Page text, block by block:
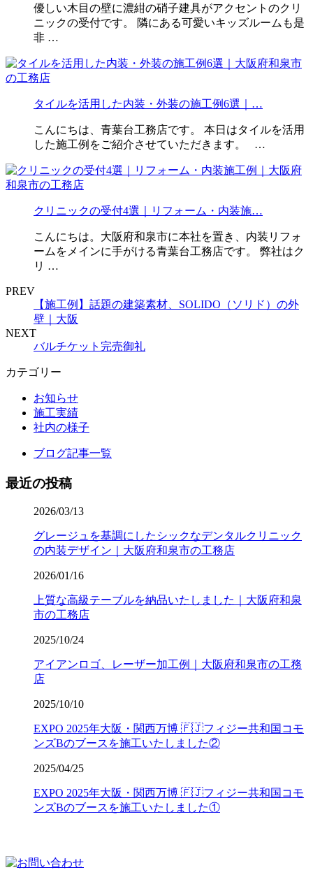
優しい木目の壁に濃紺の硝子建具がアクセントのクリ
ニックの受付です。 隣にある可愛いキッズルームも是
非 …
タイルを活用した内装・外装の施工例6選｜…
こんにちは、青葉台工務店です。 本日はタイルを活用
した施工例をご紹介させていただきます。 …
クリニックの受付4選｜リフォーム・内装施…
こんにちは。大阪府和泉市に本社を置き、内装リフォ
ームをメインに手がける青葉台工務店です。 弊社はク
リ …
PREV
【施工例】話題の建築素材、SOLIDO（ソリド）の外
壁｜大阪
NEXT
バルチケット完売御礼
カテゴリー
お知らせ
施工実績
社内の様子
ブログ記事一覧
最近の投稿
2026/03/13
グレージュを基調にしたシックなデンタルクリニック
の内装デザイン｜大阪府和泉市の工務店
2026/01/16
上質な高級テーブルを納品いたしました｜大阪府和泉
市の工務店
2025/10/24
アイアンロゴ、レーザー加工例｜大阪府和泉市の工務
店
2025/10/10
EXPO 2025年大阪・関西万博 🇫🇯フィジー共和国コモ
ンズBのブースを施工いたしました②
2025/04/25
EXPO 2025年大阪・関西万博 🇫🇯フィジー共和国コモ
ンズBのブースを施工いたしました①